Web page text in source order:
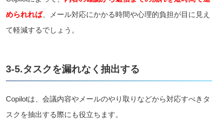
められれば、メール対応にかかる時間や心理的負担が目に見え
て軽減するでしょう。
3-5.タスクを漏れなく抽出する
Copilotは、会議内容やメールのやり取りなどから対応すべきタ
スクを抽出する際にも役立ちます。